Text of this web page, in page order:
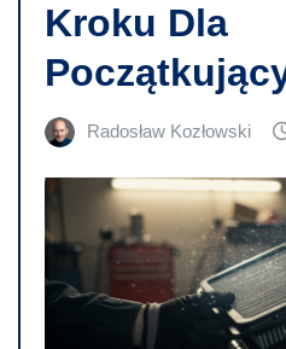
Kroku Dla
Radosław Kozłowski